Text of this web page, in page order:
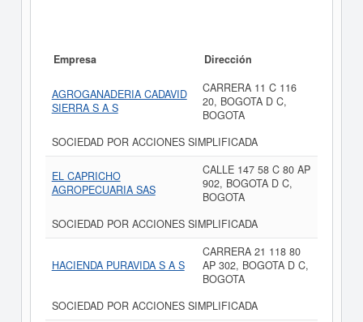
Empresa Dirección
AGROGANADERIA CADAVID
SIERRA S A S
CARRERA 11 C 116
20, BOGOTA D C,
BOGOTA
SOCIEDAD POR ACCIONES SIMPLIFICADA
EL CAPRICHO
AGROPECUARIA SAS
CALLE 147 58 C 80 AP
902, BOGOTA D C,
BOGOTA
SOCIEDAD POR ACCIONES SIMPLIFICADA
HACIENDA PURAVIDA S A S
CARRERA 21 118 80
AP 302, BOGOTA D C,
BOGOTA
SOCIEDAD POR ACCIONES SIMPLIFICADA